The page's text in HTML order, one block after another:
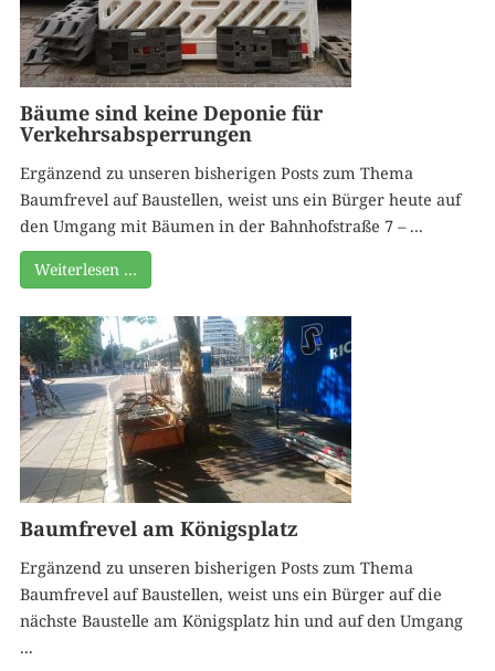
Bäume sind keine Deponie für
Verkehrsabsperrungen
Ergänzend zu unseren bisherigen Posts zum Thema
Baumfrevel auf Baustellen, weist uns ein Bürger heute auf
den Umgang mit Bäumen in der Bahnhofstraße 7 – ...
Weiterlesen …
Baumfrevel am Königsplatz
Ergänzend zu unseren bisherigen Posts zum Thema
Baumfrevel auf Baustellen, weist uns ein Bürger auf die
nächste Baustelle am Königsplatz hin und auf den Umgang
...